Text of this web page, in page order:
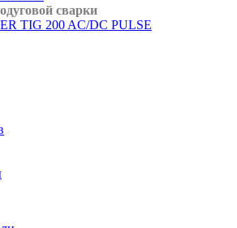
сварки
TIG 200 AC/DC PULSE